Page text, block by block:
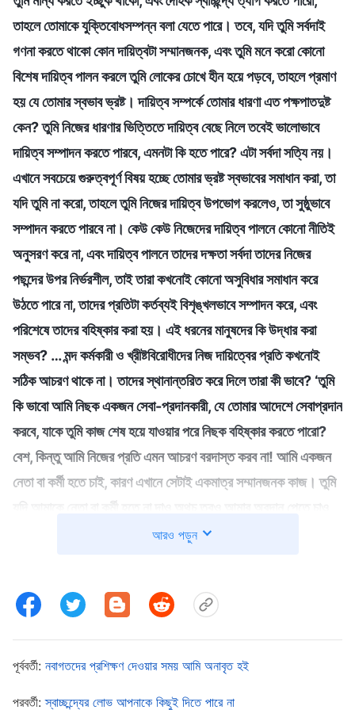
তাহলে তোমাকে যুক্তিবোধসম্পন্ন বলা যেতে পারে। তবে, যদি তুমি সর্বদাই
গণনা করতে থাকো কোন দায়িত্বটা সম্মানজনক, এবং তুমি মনে করো কোনো
বিশেষ দায়িত্ব পালন করলে তুমি লোকের চোখে হীন হয়ে পড়বে, তাহলে প্রমাণ
হয় যে তোমার স্বভাব ভ্রষ্ট। দায়িত্ব সম্পর্কে তোমার ধারণা এত পক্ষপাতদুষ্ট
কেন? তুমি নিজের ধারণার ভিত্তিতে দায়িত্ব বেছে নিলে তবেই ভালোভাবে
দায়িত্ব সম্পাদন করতে পারবে, এমনটা কি হতে পারে? এটা সর্বদা সত্যি নয়।
এখানে সবচেয়ে গুরুত্বপূর্ণ বিষয় হচ্ছে তোমার ভ্রষ্ট স্বভাবের সমাধান করা, তা
যদি তুমি না করো, তাহলে তুমি নিজের দায়িত্ব উপভোগ করলেও, তা সুষ্ঠুভাবে
সম্পাদন করতে পারবে না। কেউ কেউ নিজেদের দায়িত্ব পালনে কোনো নীতিই
অনুসরণ করে না, এবং দায়িত্ব পালনে তাদের দক্ষতা সর্বদা তাদের নিজের
পছন্দের উপর নির্ভরশীল, তাই তারা কখনোই কোনো অসুবিধার সমাধান করে
উঠতে পারে না, তাদের প্রতিটা কর্তব্যই বিশৃঙ্খলভাবে সম্পাদন করে, এবং
পরিশেষে তাদের বহিষ্কার করা হয়। এই ধরনের মানুষদের কি উদ্ধার করা
সম্ভব? … মন্দ কর্মকারী ও খ্রীষ্টবিরোধীদের নিজ দায়িত্বের প্রতি কখনোই
সঠিক আচরণ থাকে না। তাদের স্থানান্তরিত করে দিলে তারা কী ভাবে? ‘তুমি
কি ভাবো আমি নিছক একজন সেবা-প্রদানকারী, যে তোমার আদেশে সেবাপ্রদান
করবে, যাকে তুমি কাজ শেষ হয়ে যাওয়ার পরে নিছক বহিষ্কার করতে পারো?
বেশ, কিন্তু আমি নিজের প্রতি এমন আচরণ বরদাস্ত করব না! আমি একজন
নেতা বা কর্মী হতে চাই, কারণ এখানে সেটাই একমাত্র সম্মানজনক কাজ। তুমি
তাহলে তুমি তা ভুলে যেতে পারো!’ এটা কী ধরনের মনোভাব? এটা কী ধরনের
না? আর এইভাবে এগিয়ে যাওয়ার পরিণতি কী? প্রথমত, তারা কি তাদের
ইতিবাচক মনোভাব থাকবে? তারা কীরকম অবস্থায় থাকবে?
আরও পড়ুন
পূর্ববর্তী: নবাগতদের প্রশিক্ষণ দেওয়ার সময় আমি অনাবৃত হই
পরবর্তী:স্বাচ্ছন্দ্যের লোভ আপনাকে কিছুই দিতে পারে না